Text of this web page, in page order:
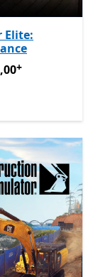
Elite:
Tilbyr kjøp i
+